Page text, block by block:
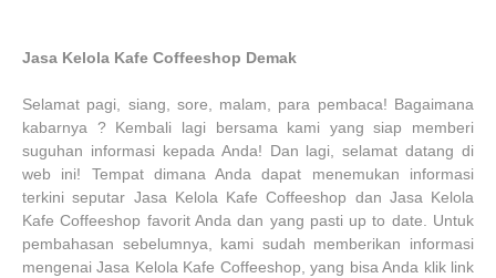
Jasa Kelola Kafe Coffeeshop Demak
Selamat pagi, siang, sore, malam, para pembaca! Bagaimana
kabarnya ? Kembali lagi bersama kami yang siap memberi
suguhan informasi kepada Anda! Dan lagi, selamat datang di
web ini! Tempat dimana Anda dapat menemukan informasi
terkini seputar Jasa Kelola Kafe Coffeeshop dan Jasa Kelola
Kafe Coffeeshop favorit Anda dan yang pasti up to date. Untuk
pembahasan sebelumnya, kami sudah memberikan informasi
mengenai Jasa Kelola Kafe Coffeeshop, yang bisa Anda klik link